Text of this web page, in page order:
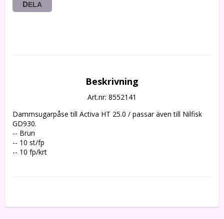
DELA
Beskrivning
Art.nr: 8552141
Dammsugarpåse till Activa HT 25.0 / passar även till Nilfisk
GD930.
-- Brun
-- 10 st/fp
-- 10 fp/krt